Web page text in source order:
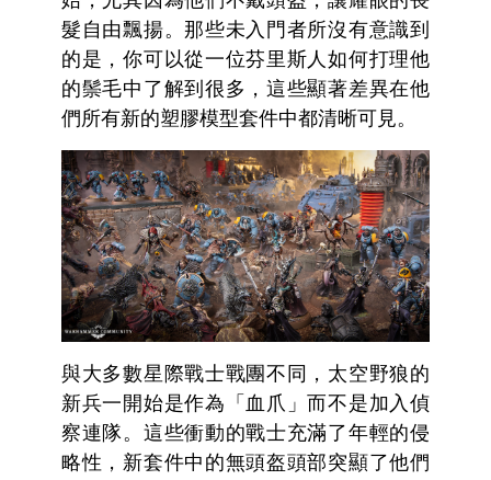
髮自由飄揚。那些未入門者所沒有意識到
的是，你可以從一位芬里斯人如何打理他
的鬃毛中了解到很多，這些顯著差異在他
們所有新的塑膠模型套件中都清晰可見。
與大多數星際戰士戰團不同，太空野狼的
新兵一開始是作為「血爪」而不是加入偵
察連隊。這些衝動的戰士充滿了年輕的侵
略性，新套件中的無頭盔頭部突顯了他們